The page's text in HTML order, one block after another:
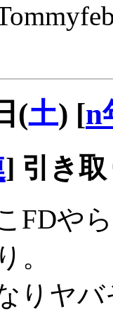
(土) [n
] 引き
FDや
。
りヤ